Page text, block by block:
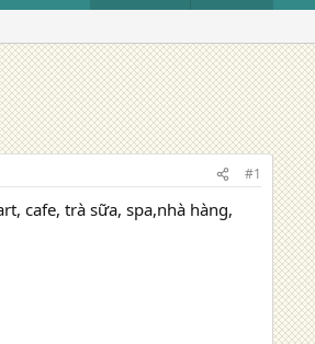
#1
cafe, trà sữa, spa,nhà hàng,